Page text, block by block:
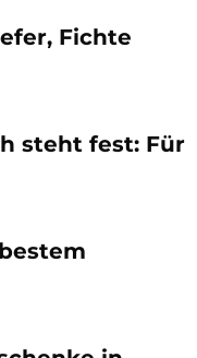
Fichte
steht fest: Für